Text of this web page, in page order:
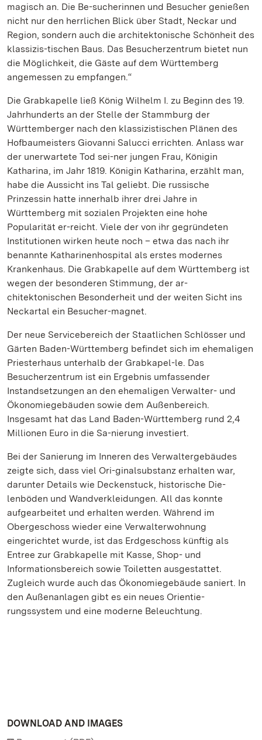
magisch an. Die Be-sucherinnen und Besucher genießen
nicht nur den herrlichen Blick über Stadt, Neckar und
Region, sondern auch die architektonische Schönheit des
klassizis-tischen Baus. Das Besucherzentrum bietet nun
die Möglichkeit, die Gäste auf dem Württemberg
angemessen zu empfangen.“
Die Grabkapelle ließ König Wilhelm I. zu Beginn des 19.
Jahrhunderts an der Stelle der Stammburg der
Württemberger nach den klassizistischen Plänen des
Hofbaumeisters Giovanni Salucci errichten. Anlass war
der unerwartete Tod sei-ner jungen Frau, Königin
Katharina, im Jahr 1819. Königin Katharina, erzählt man,
habe die Aussicht ins Tal geliebt. Die russische
Prinzessin hatte innerhalb ihrer drei Jahre in
Württemberg mit sozialen Projekten eine hohe
Popularität er-reicht. Viele der von ihr gegründeten
Institutionen wirken heute noch – etwa das nach ihr
benannte Katharinenhospital als erstes modernes
Krankenhaus. Die Grabkapelle auf dem Württemberg ist
wegen der besonderen Stimmung, der ar-
chitektonischen Besonderheit und der weiten Sicht ins
Neckartal ein Besucher-magnet.
Der neue Servicebereich der Staatlichen Schlösser und
Gärten Baden-Württemberg befindet sich im ehemaligen
Priesterhaus unterhalb der Grabkapel-le. Das
Besucherzentrum ist ein Ergebnis umfassender
Instandsetzungen an den ehemaligen Verwalter- und
Ökonomiegebäuden sowie dem Außenbereich.
Insgesamt hat das Land Baden-Württemberg rund 2,4
Millionen Euro in die Sa-nierung investiert.
Bei der Sanierung im Inneren des Verwaltergebäudes
zeigte sich, dass viel Ori-ginalsubstanz erhalten war,
darunter Details wie Deckenstuck, historische Die-
lenböden und Wandverkleidungen. All das konnte
aufgearbeitet und erhalten werden. Während im
Obergeschoss wieder eine Verwalterwohnung
eingerichtet wurde, ist das Erdgeschoss künftig als
Entree zur Grabkapelle mit Kasse, Shop- und
Informationsbereich sowie Toiletten ausgestattet.
Zugleich wurde auch das Ökonomiegebäude saniert. In
den Außenanlagen gibt es ein neues Orientie-
rungssystem und eine moderne Beleuchtung.
DOWNLOAD AND IMAGES